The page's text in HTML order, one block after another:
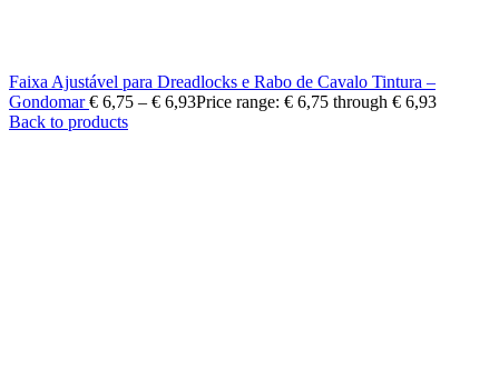
Faixa Ajustável para Dreadlocks e Rabo de Cavalo Tintura –
Gondomar€ 6,75 – € 6,93Price range: € 6,75 through € 6,93
Back to products